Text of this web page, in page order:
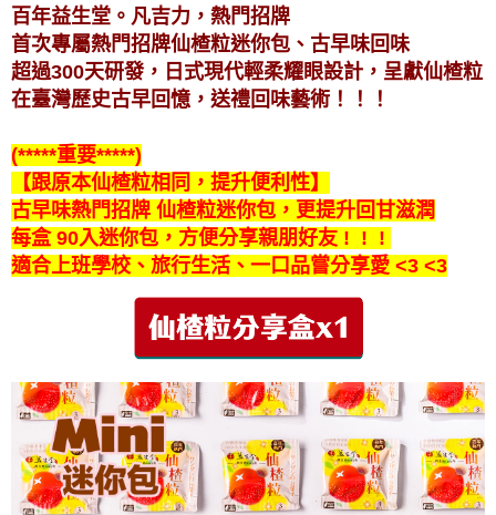
百年益生堂。凡吉力，熱門招牌
首次專屬熱門招牌仙楂粒迷你包、古早味回味
超過300天研發，日式現代輕柔耀眼設計， 呈獻仙楂粒
在臺灣歷史古早回憶，送禮回味藝術 ！！！
(*****重要*****)
【跟原本仙楂粒相同，提升便利性】
古早味熱門招牌 仙楂粒迷你包 ，更提升回甘滋潤
每盒 90入迷你包，方便分享親朋好友 ! ! !
適合上班學校、旅行生活、一口品嘗分享愛 <3 <3